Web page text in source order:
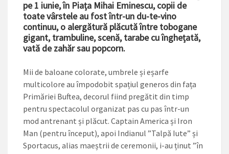
pe 1 iunie, în Piața Mihai Eminescu, copii de
toate vârstele au fost într-un du-te-vino
continuu, o alergătură plăcută între tobogane
gigant, trambuline, scenă, tarabe cu înghețată,
vată de zahăr sau popcorn.
Mii de baloane colorate, umbrele și eșarfe
multicolore au împodobit spațiul generos din fața
Primăriei Buftea, decorul fiind pregătit din timp
pentru spectacolul organizat pas cu pas ­într-un
mod antrenant și plăcut. Captain America și Iron
Man (pentru început), apoi Indianul ”Talpă Iute” și
Sportacus, alias maeștrii de ceremonii, i-au ținut ”în